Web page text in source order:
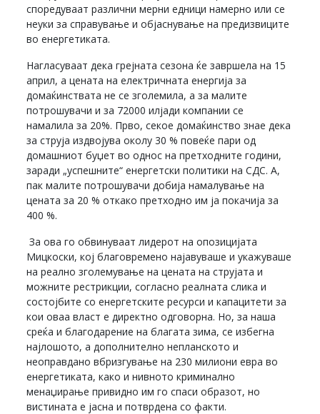
споредуваат различни мерни едници намерно или се
неуки за справување и објаснување на предизвиците
во енергетиката.
Нагласуваат дека грејната сезона ќе завршела на 15
април, а цената на електричната енергија за
домаќинствата не се зголемила, а за малите
потрошувачи и за 72000 илјади компании се
намалила за 20%. Прво, секое домаќинство знае дека
за струја издвојува околу 30 % повеќе пари од
домашниот буџет во однос на претходните години,
заради „успешните“ енергетски политики на СДС. А,
пак малите потрошувачи добија намалување на
цената за 20 % откако претходно им ја покачија за
400 %.
За ова го обвинуваат лидерот на опозицијата
Мицкоски, кој благовремено најавуваше и укажуваше
на реално зголемување на цената на струјата и
можните рестрикции, согласно реалната слика и
состојбите со енергетските ресурси и капацитети за
кои оваа власт е директно одговорна. Но, за наша
среќа и благодарение на благата зима, се избегна
најлошото, а дополнително непланското и
неоправдано вбризгување на 230 милиони евра во
енергетиката, како и нивното криминално
менаџирање привидно им го спаси образот, но
вистината е јасна и потврдена со факти.